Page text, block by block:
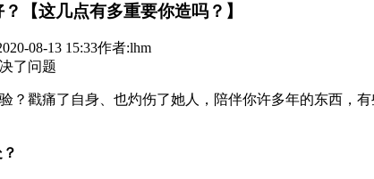
【这几点有多重要你造吗？】
08-13 15:33作者:lhm
了问题
？戳痛了自身、也灼伤了她人，陪伴你许多年的东西，